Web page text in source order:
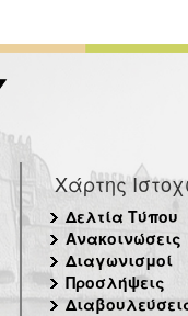
Χάρτης
Δελτία Τύπου
Ανακοινώσεις
Διαγωνισμοί
Προσλήψεις